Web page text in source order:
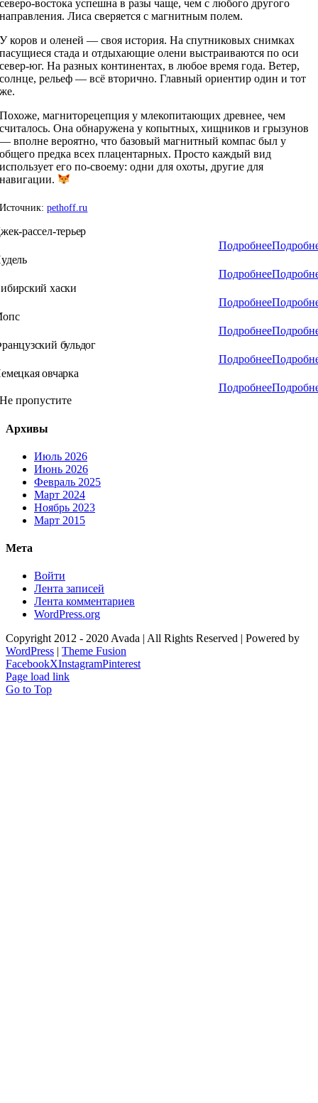
северо-востока успешна в разы чаще, чем с любого другого
направления. Лиса сверяется с магнитным полем.
У коров и оленей — своя история. На спутниковых снимках
пасущиеся стада и отдыхающие олени выстраиваются по оси
север-юг. На разных континентах, в любое время года. Ветер,
солнце, рельеф — всё вторично. Главный ориентир один и тот
же.
Похоже, магниторецепция у млекопитающих древнее, чем
считалось. Она обнаружена у копытных, хищников и грызунов
— вполне вероятно, что базовый магнитный компас был у
общего предка всех плацентарных. Просто каждый вид
использует его по-своему: одни для охоты, другие для
навигации.
Источник:pethoff.ru
рассел-терьер
Подробнее
Подробнее
хаски
Подробнее
Подробнее
бульдог
Подробнее
овчарка
Подробнее
Не пропустите
Архивы
Июль 2026
Июнь 2026
Февраль 2025
Март 2024
Ноябрь 2023
Март 2015
Мета
Войти
Лента записей
Лента комментариев
WordPress.org
Copyright 2012 - 2020 Avada | All Rights Reserved | Powered by
WordPress
Theme Fusion
FacebookXInstagramPinterest
Page load link
Go to Top